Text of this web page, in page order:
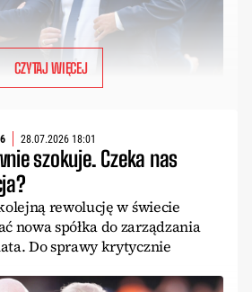
CZYTAJ WIĘCEJ
28.07.2026 18:01
szokuje. Czeka nas
rewolucję w świecie
nowa spółka do zarządzania
Do sprawy krytycznie